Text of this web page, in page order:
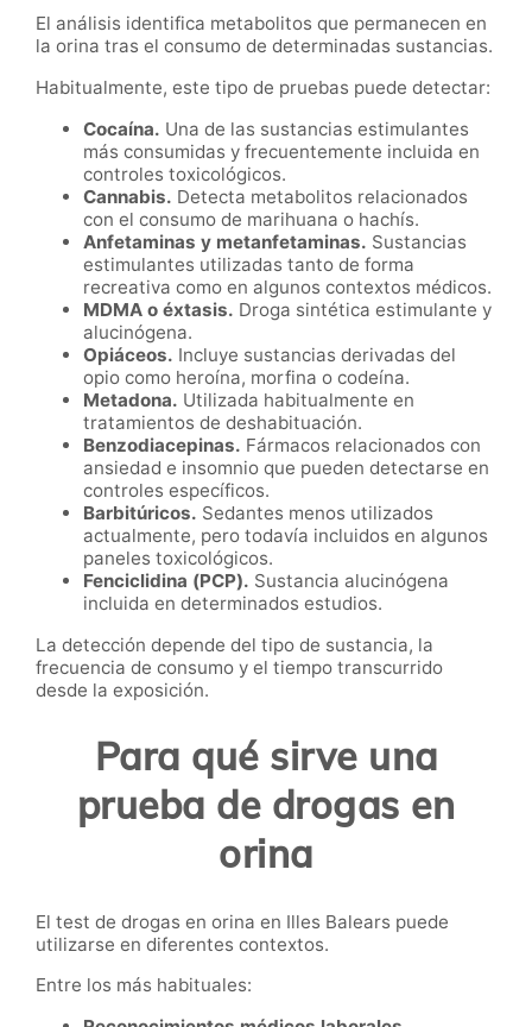
El análisis identifica metabolitos que permanecen en
la orina tras el consumo de determinadas sustancias.
Habitualmente, este tipo de pruebas puede detectar:
Cocaína. Una de las sustancias estimulantes
más consumidas y frecuentemente incluida en
controles toxicológicos.
Cannabis. Detecta metabolitos relacionados
con el consumo de marihuana o hachís.
Anfetaminas y metanfetaminas. Sustancias
estimulantes utilizadas tanto de forma
recreativa como en algunos contextos médicos.
MDMA o éxtasis. Droga sintética estimulante y
alucinógena.
Opiáceos. Incluye sustancias derivadas del
opio como heroína, morfina o codeína.
Metadona. Utilizada habitualmente en
tratamientos de deshabituación.
Benzodiacepinas. Fármacos relacionados con
ansiedad e insomnio que pueden detectarse en
controles específicos.
Barbitúricos. Sedantes menos utilizados
actualmente, pero todavía incluidos en algunos
paneles toxicológicos.
Fenciclidina (PCP). Sustancia alucinógena
incluida en determinados estudios.
La detección depende del tipo de sustancia, la
frecuencia de consumo y el tiempo transcurrido
desde la exposición.
Para qué sirve una
prueba de drogas en
orina
El test de drogas en orina en Illes Balears puede
utilizarse en diferentes contextos.
Entre los más habituales: